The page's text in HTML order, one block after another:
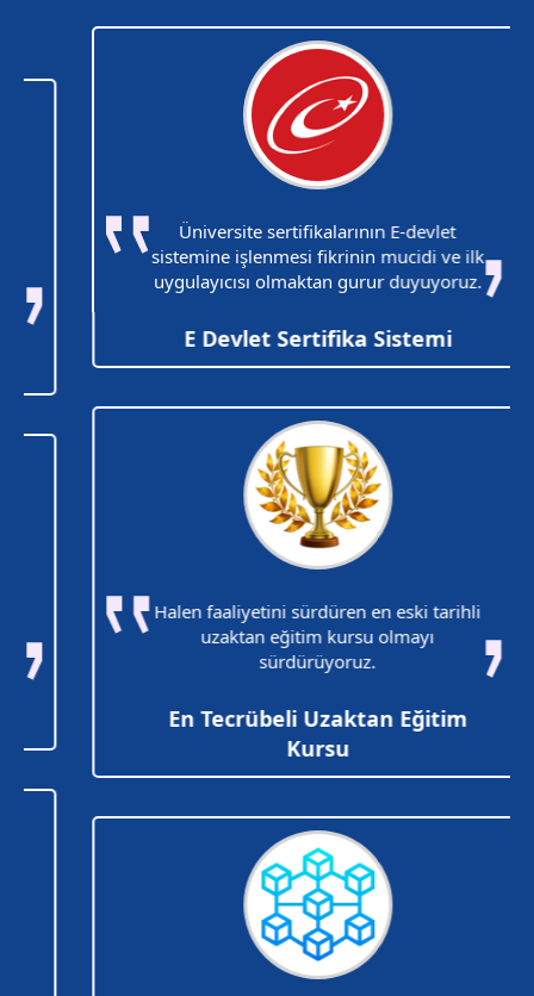
Üniversite sertifikalarının E-devlet
sistemine işlenmesi fikrinin mucidi ve ilk
uygulayıcısı olmaktan gurur duyuyoruz.
E Devlet Sertifika Sistemi
Halen faaliyetini sürdüren en eski tarihli
uzaktan eğitim kursu olmayı
sürdürüyoruz.
En Tecrübeli Uzaktan Eğitim
Kursu